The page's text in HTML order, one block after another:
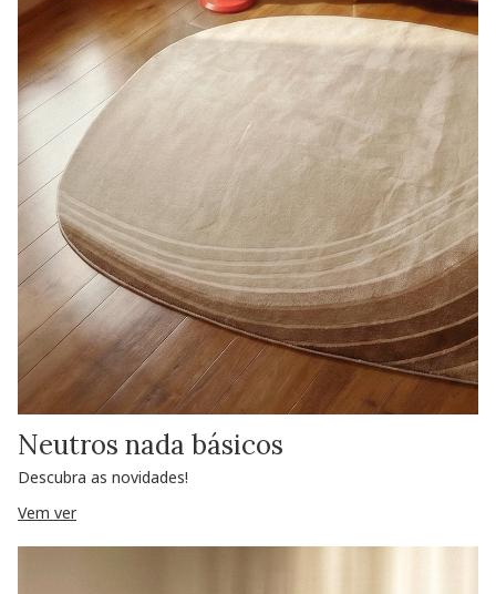
Neutros nada básicos
Descubra as novidades!
Vem ver